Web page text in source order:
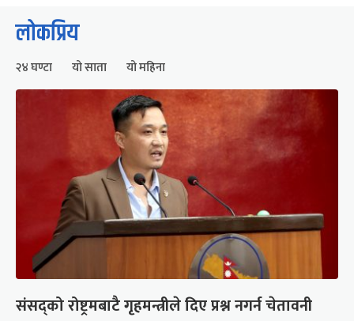
लोकप्रिय
२४ घण्टा यो साता यो महिना
संसद्को रोष्ट्रमबाटै गृहमन्त्रीले दिए प्रश्न नगर्न चेतावनी